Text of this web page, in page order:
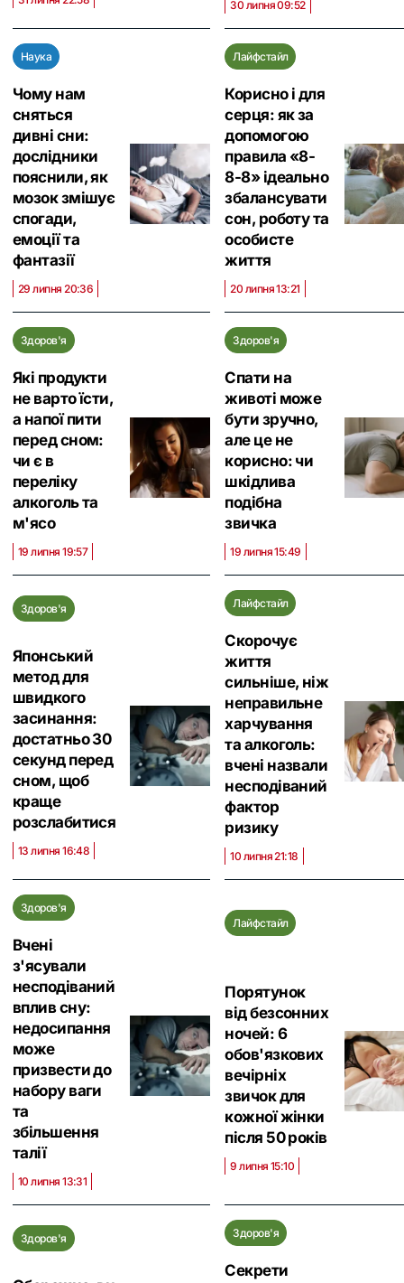
30 липня 09:52
Наука
Чому нам
сняться
дивні сни:
дослідники
пояснили, як
мозок змішує
спогади,
емоції та
фантазії
29 липня 20:36
Лайфстайл
Корисно і для
серця: як за
допомогою
правила «8-
8-8» ідеально
збалансувати
сон, роботу та
особисте
життя
20 липня 13:21
Здоров'я
Які продукти
не варто їсти,
а напої пити
перед сном:
чи є в
переліку
алкоголь та
м'ясо
19 липня 19:57
Здоров'я
Спати на
животі може
бути зручно,
але це не
корисно: чи
шкідлива
подібна
звичка
19 липня 15:49
Здоров'я
Японський
метод для
швидкого
засинання:
достатньо 30
секунд перед
сном, щоб
краще
розслабитися
13 липня 16:48
Лайфстайл
Скорочує
життя
сильніше, ніж
неправильне
харчування
та алкоголь:
вчені назвали
несподіваний
фактор
ризику
10 липня 21:18
Здоров'я
Вчені
з'ясували
несподіваний
вплив сну:
недосипання
може
призвести до
набору ваги
та
збільшення
талії
10 липня 13:31
Лайфстайл
Порятунок
від безсонних
ночей: 6
обов'язкових
вечірніх
звичок для
кожної жінки
після 50 років
9 липня 15:10
Здоров'я Здоров'я
Секрети